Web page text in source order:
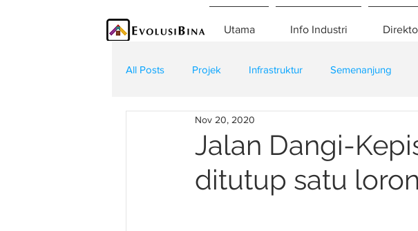
Utama Info Industri
All Posts Projek Infrastruktur Semenanjung
Teknologi Kontraktor
Jalan Dangi-
ditutup satu
Nov 20, 2020